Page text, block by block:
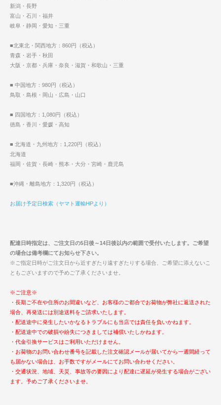
新潟・長野
富山・石川・福井
岐阜・静岡・愛知・三重
■北東北・関西地方：860円（税込）
青森・岩手・秋田
大阪・京都・兵庫・奈良・滋賀・和歌山・三重
■ 中国地方：980円（税込）
鳥取・島根・岡山・広島・山口
■ 四国地方：1,080円（税込）
徳島・香川・愛媛・高知
■ 北海道・九州地方：1,220円（税込）
北海道
福岡・佐賀・長崎・熊本・大分・宮崎・鹿児島
■沖縄・離島地方：1,320円（税込）
お届け予定日検索（ヤマト運輸HPより）
配達日時指定は、ご注文日の5日後～14日後以内の範囲で受付いたします。ご希望
の場合は備考欄にてお知らせ下さい。
※ご指定日時がご注文日から近すぎたり遠すぎたりする場合、ご希望に添えないこ
ともございますので予めご了承くださいませ。
※ご注意※
・長期ご不在や住所のお間違いなど、お客様のご都合でお荷物が弊社に返送された
場合、再発送には別途送料をご請求いたします。
・配送途中に発生したいかなるトラブルにも当店では責任を負いかねます。
・配送途中での破損や紛失につきましては補償いたしかねます。
・代金引換サービスはご利用いただけません。
・お荷物のお問い合わせ番号を記載した注文確認メールが届いてから一週間経って
も届かない場合は、お手数ですがメールにてお問い合わせください。
・交通状況、地域、天災、事故等の要因により配達に遅延が発生する場合がござい
ます。予めご了承くださいませ。